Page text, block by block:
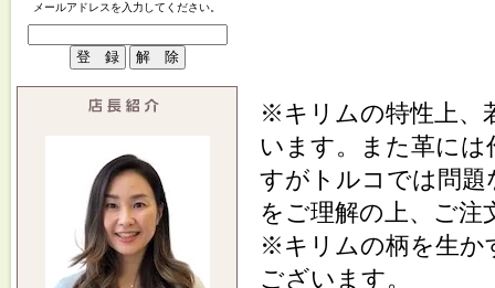
メールアドレスを入力してください。
※キリムの特性上、
います。また革に
すがトルコでは問
をご理解の上、ご
※キリムの柄を生か
ございます。